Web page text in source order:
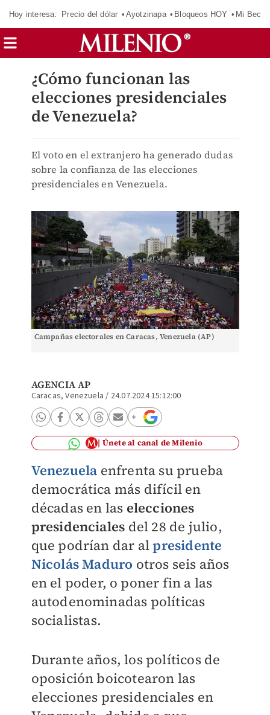
Hoy interesa: Precio del dólar Ayotzinapa Bloqueos HOY Mi Beca
¿Cómo funcionan las
elecciones presidenciales
de Venezuela?
El voto en el extranjero ha generado dudas
sobre la confianza de las elecciones
presidenciales en Venezuela.
Campañas electorales en Caracas, Venezuela (AP)
AGENCIA AP
Caracas, Venezuela / 24.07.2024 15:12:00
Únete al canal de Milenio
Venezuela enfrenta su prueba
democrática más difícil en
décadas en las elecciones
presidenciales del 28 de julio,
que podrían dar alpresidente
Nicolás Maduro otros seis años
en el poder, o poner fin a las
autodenominadas políticas
socialistas.
Durante años, los políticos de
oposición boicotearon las
elecciones presidenciales en